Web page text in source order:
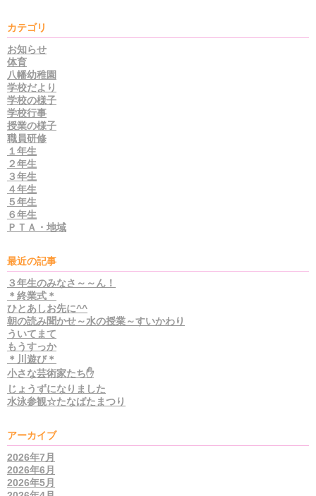
カテゴリ
お知らせ
体育
八幡幼稚園
学校だより
学校の様子
学校行事
授業の様子
職員研修
１年生
２年生
３年生
４年生
５年生
６年生
ＰＴＡ・地域
最近の記事
３年生のみなさ～～ん！
＊終業式＊
ひとあしお先に^^
朝の読み聞かせ～水の授業～すいかわり
ういてまて
もうすっか
＊川遊び＊
小さな芸術家たち✋
じょうずになりました
水泳参観☆たなばたまつり
アーカイブ
2026年7月
2026年6月
2026年5月